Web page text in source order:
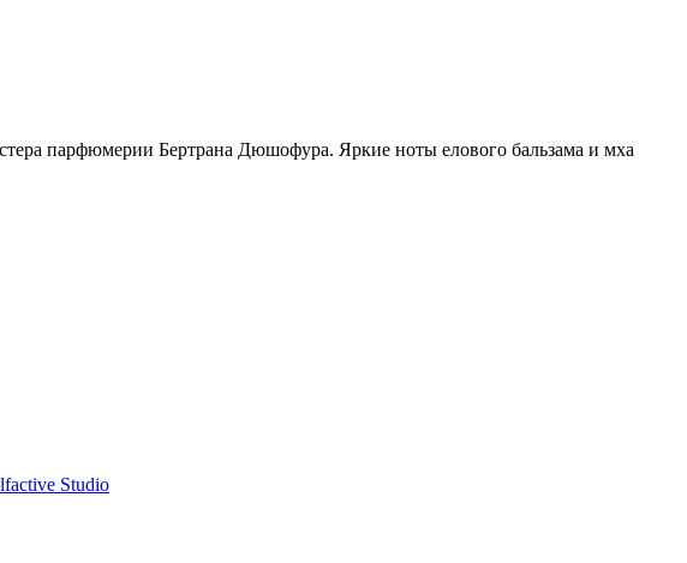
парфюмерии Бертрана Дюшофура. Яркие ноты елового бальзама и мха
Studio